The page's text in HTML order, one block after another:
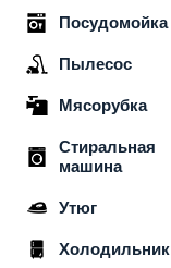
Посудомойка
Пылесос
Мясорубка
Стиральная
машина
Утюг
Холодильник